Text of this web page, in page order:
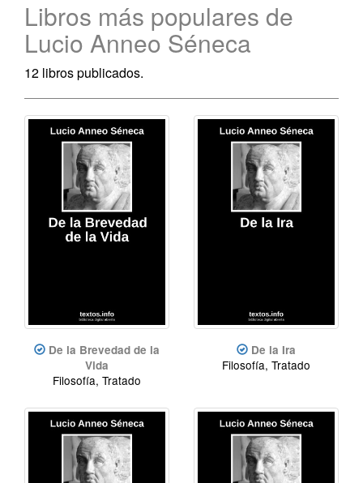
Libros más populares de
Lucio Anneo Séneca
12 libros publicados.
De la Brevedad de la
Vida
Filosofía, Tratado
De la Ira
Filosofía, Tratado